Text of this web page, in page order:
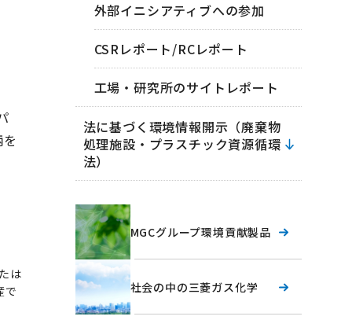
は
で
外部イニシアティブへの参加
CSRレポート/RCレポート
工場・研究所のサイトレポート
法に基づく環境情報開示（廃棄物
処理施設・プラスチック資源循環
法）
MGCグループ環境貢献製品
社会の中の三菱ガス化学